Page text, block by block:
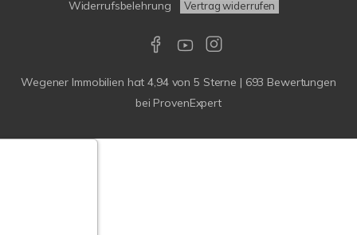
Widerrufsbelehrung
Vertrag widerrufen
Wegener Immobilien hat4,94von5 Sterne | 693 Bewertungen
bei ProvenExpert